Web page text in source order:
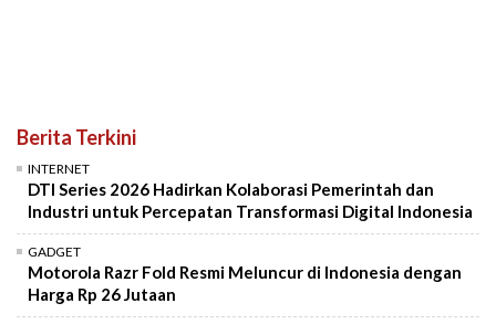
Berita Terkini
INTERNET
DTI Series 2026 Hadirkan Kolaborasi Pemerintah dan
Industri untuk Percepatan Transformasi Digital Indonesia
GADGET
Motorola Razr Fold Resmi Meluncur di Indonesia dengan
Harga Rp 26 Jutaan